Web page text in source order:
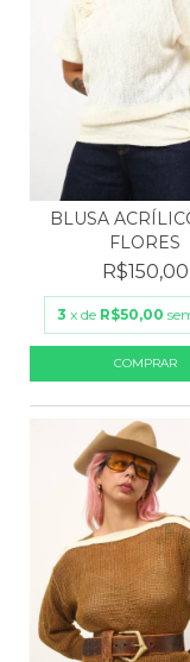
BLUSA
FLORES
R$150,00
3 x de R$50,00